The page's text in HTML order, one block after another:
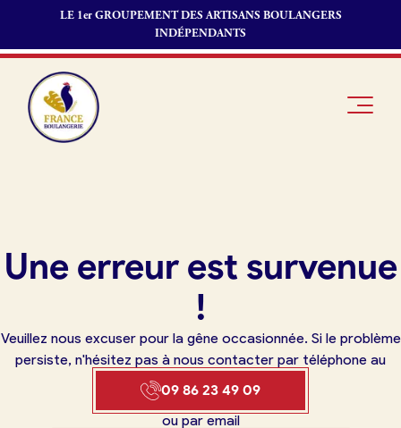
LE 1er GROUPEMENT DES ARTISANS BOULANGERS
INDÉPENDANTS
boulanger
Boulangerie
Pourquoi
d’emploi
commerce
fournisseur
Une erreur est survenue
!
Veuillez nous excuser pour la gêne occasionnée. Si le problème
persiste, n'hésitez pas à nous contacter par téléphone au
09 86 23 49 09
ou par email